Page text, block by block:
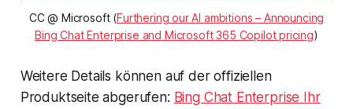
CC @ Microsoft (Furthering our AI ambitions – Announcing
Bing Chat Enterprise and Microsoft 365 Copilot pricing)
Weitere Details können auf der offiziellen
Produktseite abgerufen: Bing Chat Enterprise Ihr